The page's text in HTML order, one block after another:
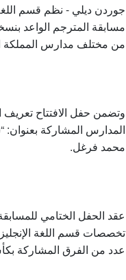
جوردن ديلي - نظم قسم اللغة
من مختلف مدارس المملكة
وتضمن حفل الافتتاح
محمد فرغل.
عدد من الفرق المشاركة